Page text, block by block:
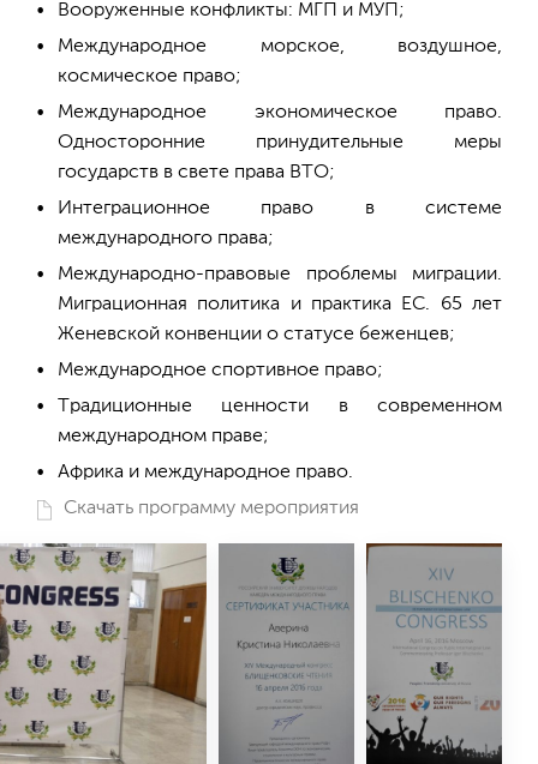
Вооруженные конфликты: МГП и МУП;
Международное морское, воздушное,
космическое право;
Международное экономическое право.
Односторонние принудительные меры
государств в свете права ВТО;
Интеграционное право в системе
международного права;
Международно-правовые проблемы миграции.
Миграционная политика и практика ЕС. 65 лет
Женевской конвенции о статусе беженцев;
Международное спортивное право;
Традиционные ценности в современном
международном праве;
Африка и международное право.
Скачать программу мероприятия